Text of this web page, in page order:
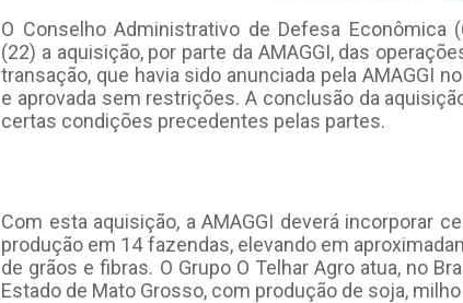
O Conselho Administrativo de Defesa Econômica
(22) a aquisição, por parte da AMAGGI, das
transação, que havia sido anunciada pela AMAGGI
e aprovada sem restrições. A conclusão da
certas condições precedentes pelas partes.
Com esta aquisição, a AMAGGI deverá incorporar
produção em 14 fazendas, elevando em
de grãos e fibras. O Grupo O Telhar Agro atua, no
Estado de Mato Grosso, com produção de soja,